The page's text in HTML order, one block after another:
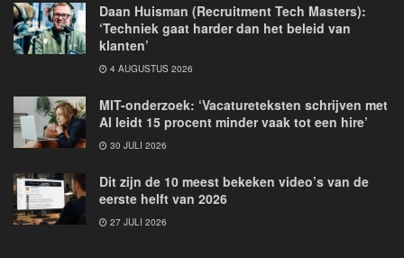
Daan Huisman (Recruitment Tech Masters):
‘Techniek gaat harder dan het beleid van
klanten’
4 AUGUSTUS 2026
MIT-onderzoek: ‘Vacatureteksten schrijven met
AI leidt 15 procent minder vaak tot een hire’
30 JULI 2026
Dit zijn de 10 meest bekeken video’s van de
eerste helft van 2026
27 JULI 2026